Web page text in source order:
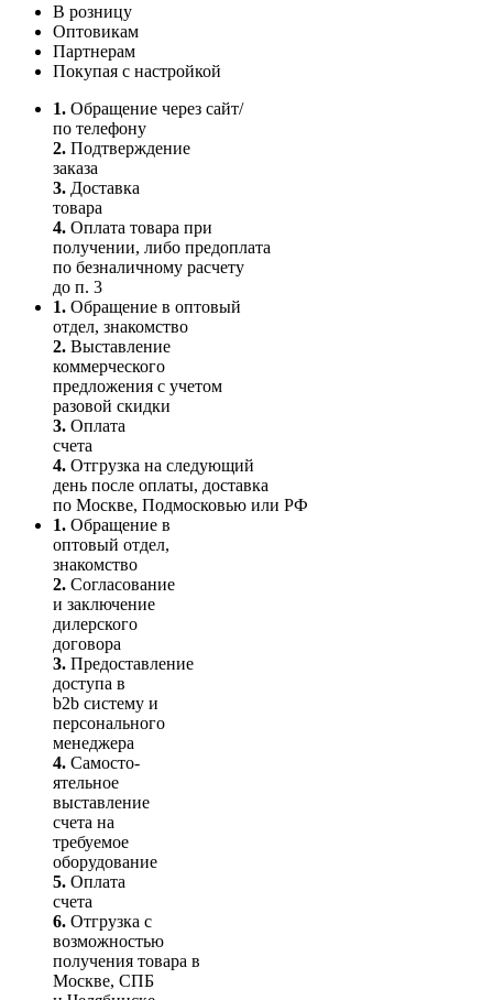
В розницу
Оптовикам
Партнерам
Покупая с настройкой
1. Обращение через сайт/
по телефону
2. Подтверждение
заказа
3. Доставка
товара
4. Оплата товара при
получении, либо предоплата
по безналичному расчету
до п. 3
1. Обращение в оптовый
отдел, знакомство
2. Выставление
коммерческого
предложения с учетом
разовой скидки
3. Оплата
счета
4. Отгрузка на следующий
день после оплаты, доставка
по Москве, Подмосковью или РФ
1. Обращение в
оптовый отдел,
знакомство
2. Согласование
и заключение
дилерского
договора
3. Пре­до­ста­вле­ние
доступа в
b2b систему и
персо­нального
мене­джера
4. Само­сто­-
ятель­ное
выставление
счета на
требуемое
оборудование
5. Оплата
счета
6. Отгрузка с
возможностью
получения товара в
Москве, СПБ